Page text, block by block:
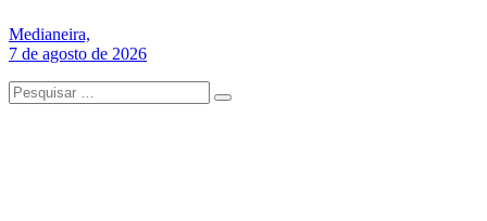
Medianeira,
7 de agosto de 2026